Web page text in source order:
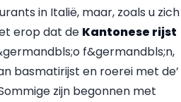
in Italië, maar, zoals u zich
erop dat de Kantonese rijst
f&germandbls;n,
basmatirijst en roerei met de’
zijn begonnen met